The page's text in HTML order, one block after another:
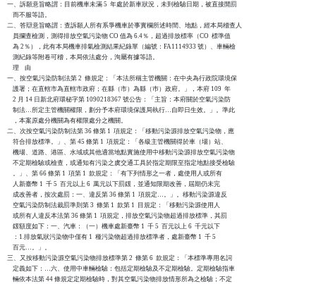
一、訴願意旨略謂：目前機車未滿 5  年處於新車狀況，未到檢驗日期，被直接開罰
    而不服等語。
二、答辯意旨略謂：查訴願人所有系爭機車於事實欄所述時間、地點，經本局稽查人
    員攔查檢測，測得排放空氣污染物 CO 值為 6.4％，超過排放標率（CO  標準值
    為 2％），此有本局機車排氣檢測結果紀錄單（編號：FA1114933 號）、車輛檢
    測紀錄等附卷可稽，本局依法處分，洵屬有據等語。
    理    由
一、按空氣污染防制法第 2  條規定：「本法所稱主管機關：在中央為行政院環境保
    護署；在直轄市為直轄市政府；在縣（市）為縣（巿）政府。」，本府 109  年
    2 月 14 日新北府環秘字第 1090218367 號公告：「主旨：本府關於空氣污染防
    制法…所定主管機關權限，劃分予本府環境保護局執行…自即日生效。」。準此
    ，本案原處分機關為有權限處分之機關。
二、次按空氣污染防制法第 36 條第 1  項規定：「移動污染源排放空氣污染物，應
    符合排放標準。」、第 45 條第 1  項規定：「各級主管機關得於車（場）站、
    機場、道路、港區、水域或其他適當地點實施使用中移動污染源排放空氣污染物
    不定期檢驗或檢查，或通知有污染之虞交通工具於指定期限至指定地點接受檢驗
    。」、第 66 條第 1  項第 1  款規定：「有下列情形之一者，處使用人或所有
    人新臺幣 1  千 5  百元以上 6  萬元以下罰鍰，並通知限期改善，屆期仍未完
    成改善者，按次處罰：一、違反第 36 條第 1  項規定…。」。移動污染源違反
    空氣污染防制法裁罰準則第 3  條第 1  款第 1  目規定：「移動污染源使用人
    或所有人違反本法第 36 條第 1  項規定，排放空氣污染物超過排放標準，其罰
    鍰額度如下：一、汽車：（一）機車處新臺幣 1  千 5  百元以上 6  千元以下
    ：1.排放氣狀污染物中僅有 1  種污染物超過排放標準者，處新臺幣 1  千 5
    百元…。」。
三、又按移動污染源空氣污染物排放標準第 2  條第 6  款規定：「本標準專用名詞
    定義如下：…六、使用中車輛檢驗：包括定期檢驗及不定期檢驗。定期檢驗指車
    輛依本法第 44 條規定定期檢驗時，對其空氣污染物排放情形所為之檢驗；不定